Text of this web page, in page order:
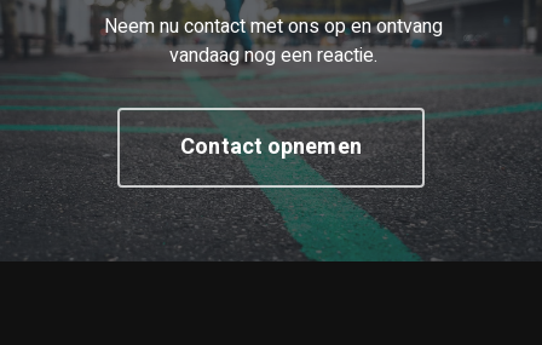
Neem nu contact met ons op en ontvang
vandaag nog een reactie.
Contact opnemen